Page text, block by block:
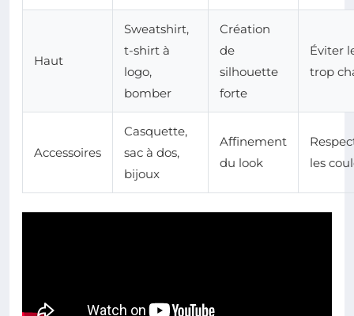
Haut
Sweatshirt,
t-shirt à
logo,
bomber
Création
de
silhouette
forte
Éviter
trop
Accessoires
Casquette,
sac à dos,
bijoux
Affinement
du look
les